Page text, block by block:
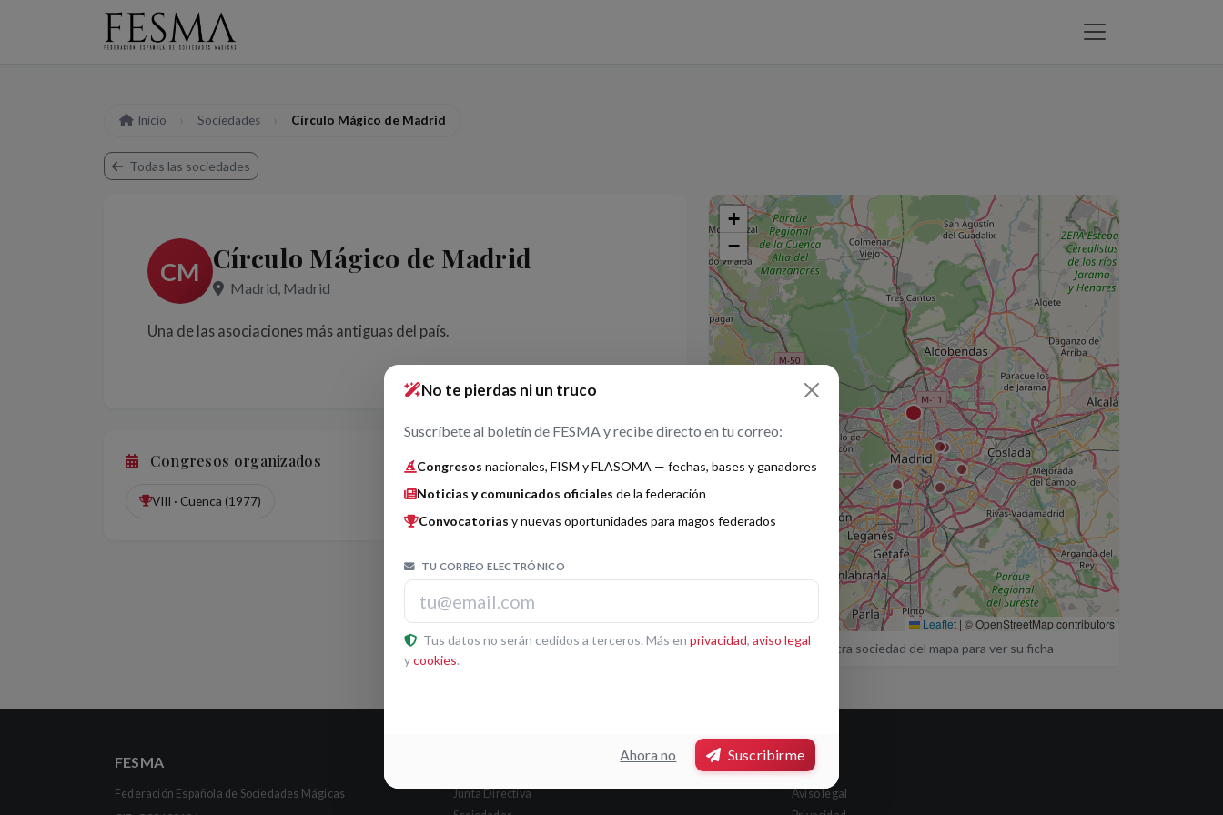
Inicio Sociedades Círculo Mágico de Madrid
Todas las sociedades
CM Círculo Mágico de Madrid
Madrid, Madrid
Una de las asociaciones más antiguas del país.
Congresos organizados
VIII · Cuenca (1977)
+
−
Leaflet | © OpenStreetMap contributors
Pulsa otra sociedad del mapa para ver su ficha
No te pierdas ni un truco
Suscríbete al boletín de FESMA y recibe directo en tu correo:
Congresos nacionales, FISM y FLASOMA — fechas, bases y ganadores
Noticias y comunicados oficiales de la federación
Convocatorias y nuevas oportunidades para magos federados
TU CORREO ELECTRÓNICO
Tus datos no serán cedidos a terceros. Más en privacidad, aviso legal
ycookies.
Ahora no Suscribirme
FESMA
Federación Española de Sociedades Mágicas
Junta Directiva
Legal
Aviso legal